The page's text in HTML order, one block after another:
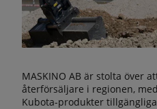
MASKINO AB är stolta över
återförsäljare i regionen,
Kubota-produkter